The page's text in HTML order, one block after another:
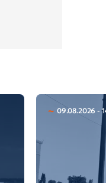
09.08.2026 -